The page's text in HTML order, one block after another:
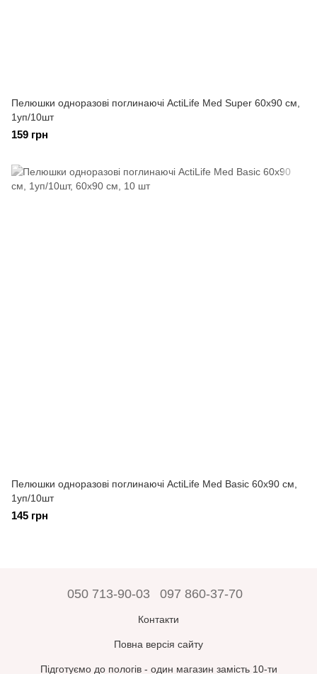
Пелюшки одноразові поглинаючі ActiLife Med Super 60х90 см,
1уп/10шт
159 грн
Пелюшки одноразові поглинаючі ActiLife Med Basic 60х90 см,
1уп/10шт
145 грн
050 713-90-03 097 860-37-70
Контакти
Повна версія сайту
Підготуємо до пологів - один магазин замість 10-ти